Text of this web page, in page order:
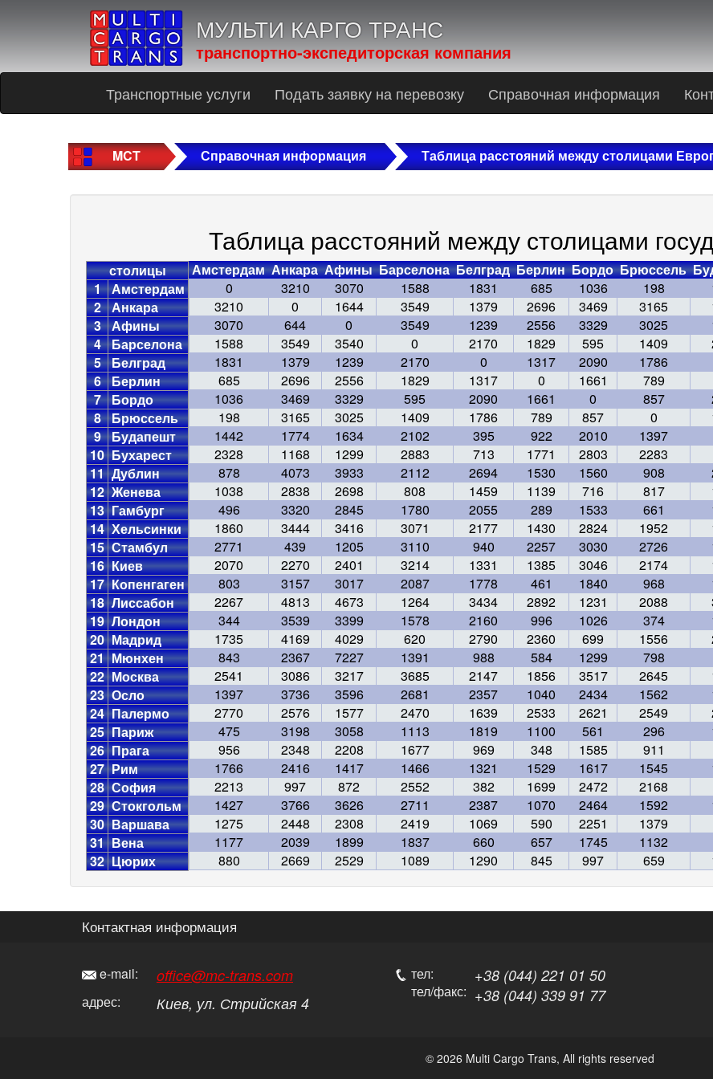
МУЛЬТИ КАРГО ТРАНС
транспортно-экспедиторская компания
Транспортные услуги Подать заявку на перевозку Справочная информация
MCT Справочная информация Таблица расстояний между столицами
Таблица расстояний между столицами
столицы
1 Амстердам
2 Анкара
3 Афины
4 Барселона
5 Белград
6 Берлин
7 Бордо
8 Брюссель
9 Будапешт
10 Бухарест
11 Дублин
12 Женева
13 Гамбург
14 Хельсинки
15 Стамбул
16 Киев
17 Копенгаген
18 Лиссабон
19 Лондон
20 Мадрид
21 Мюнхен
22 Москва
23 Осло
24 Палермо
25 Париж
26 Прага
27 Рим
28 София
29 Стокгольм
30 Варшава
31 Вена
32 Цюрих
Амстердам Анкара Афины Барселона Белград Берлин Бордо Брюссель
0
3210 3070 1588 1831 685 1036 198
3210
0 1644 3549 1379 2696 3469 3165
3070
644 0 3549 1239 2556 3329 3025
1588
3549 3540 0 2170 1829 595 1409
1831
1379 1239 2170 0 1317 2090 1786
685
2696 2556 1829 1317 0 1661 789
1036
3469 3329 595 2090 1661 0 857
198
3165 3025 1409 1786 789 857 0
1442
1774 1634 2102 395 922 2010 1397
2328
1168 1299 2883 713 1771 2803 2283
878
4073 3933 2112 2694 1530 1560 908
1038
2838 2698 808 1459 1139 716 817
496
3320 2845 1780 2055 289 1533 661
1860
3444 3416 3071 2177 1430 2824 1952
2771
439 1205 3110 940 2257 3030 2726
2070
2270 2401 3214 1331 1385 3046 2174
803
3157 3017 2087 1778 461 1840 968
2267
4813 4673 1264 3434 2892 1231 2088
344
3539 3399 1578 2160 996 1026 374
1735
4169 4029 620 2790 2360 699 1556
843
2367 7227 1391 988 584 1299 798
2541
3086 3217 3685 2147 1856 3517 2645
1397
3736 3596 2681 2357 1040 2434 1562
2770
2576 1577 2470 1639 2533 2621 2549
475
3198 3058 1113 1819 1100 561 296
956
2348 2208 1677 969 348 1585 911
1766
2416 1417 1466 1321 1529 1617 1545
2213
997 872 2552 382 1699 2472 2168
1427
3766 3626 2711 2387 1070 2464 1592
1275
2448 2308 2419 1069 590 2251 1379
1177
2039 1899 1837 660 657 1745 1132
880
2669 2529 1089 1290 845 997 659
Контактная информация
e-mail: office@mc-trans.com
адрес: Киев, ул. Стрийская 4
тел:
тел/факс:
+38 (044) 221 01 50
+38 (044) 339 91 77
© 2026 Multi Cargo Trans, All rights reserved